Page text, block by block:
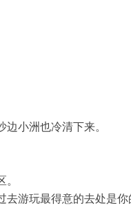
小洲也冷清下来。
去游玩最得意的去处是